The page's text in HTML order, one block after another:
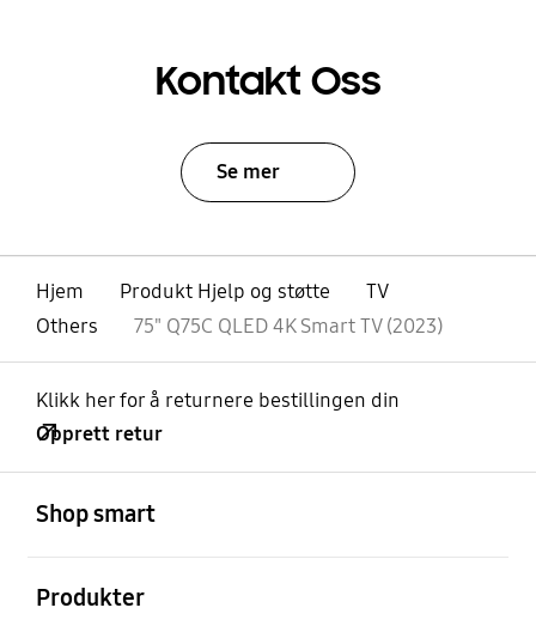
Kontakt Oss
Se mer
Hjem Produkt Hjelp og støtte
TV
Others
75" Q75C QLED 4K Smart TV (2023)
Klikk her for å returnere bestillingen din
Opprett retur
Shop smart
Produkter